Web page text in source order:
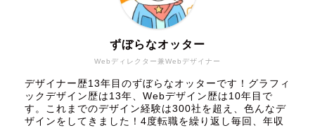
Webディレクター兼Webデザイナー
ずぼらなオッター
デザイナー歴13年目のずぼらなオッターです！グラフィ
ックデザイン歴は13年、Webデザイン歴は10年目で
す。これまでのデザイン経験は300社を超え、色んなデ
ザインをしてきました！4度転職を繰り返し毎回、年収